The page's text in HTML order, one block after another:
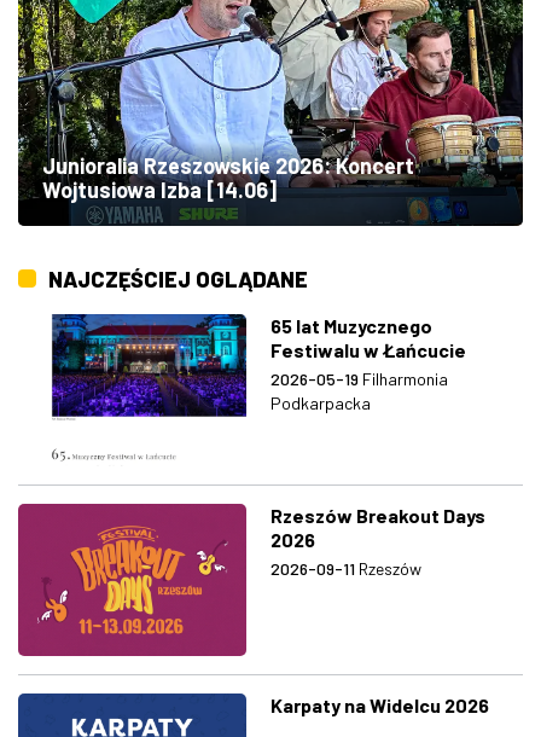
Junioralia Rzeszowskie 2026: Koncert
Wojtusiowa Izba [14.06]
NAJCZĘŚCIEJ OGLĄDANE
65 lat Muzycznego
Festiwalu w Łańcucie
2026-05-19 Filharmonia
Podkarpacka
Rzeszów Breakout Days
2026
2026-09-11 Rzeszów
Karpaty na Widelcu 2026